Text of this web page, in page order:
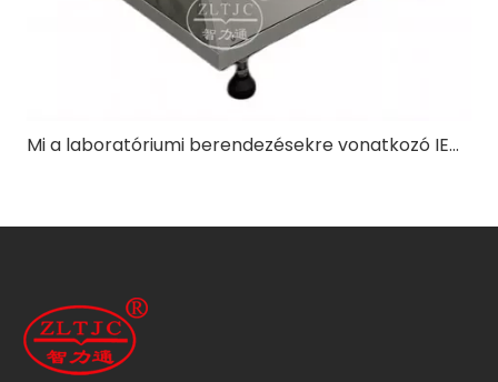
Mi a laboratóriumi berendezésekre vonatkozó IEC szabvány?